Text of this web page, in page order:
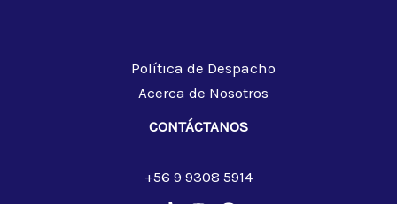
Política de Despacho
Acerca de Nosotros
CONTÁCTANOS
+56 9 9308 5914